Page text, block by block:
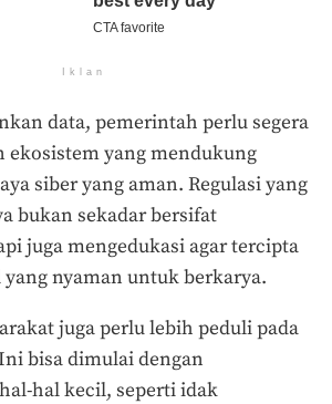
Iklan
data, pemerintah perlu segera
yang mendukung
siber yang aman. Regulasi yang
bukan sekadar bersifat
juga mengedukasi agar tercipta
nyaman untuk berkarya.
juga perlu lebih peduli pada
bisa dimulai dengan
hal kecil, seperti idak